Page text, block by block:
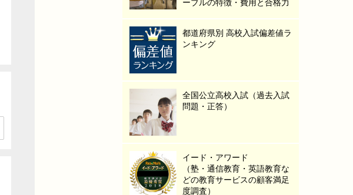
ーブルの特徴・費用と合格力
都道府県別 高校入試偏差値ラ
ンキング
全国公立高校入試（過去入試
問題・正答）
イード・アワード
（塾・通信教育・英語教育な
どの教育サービスの顧客満足
度調査）